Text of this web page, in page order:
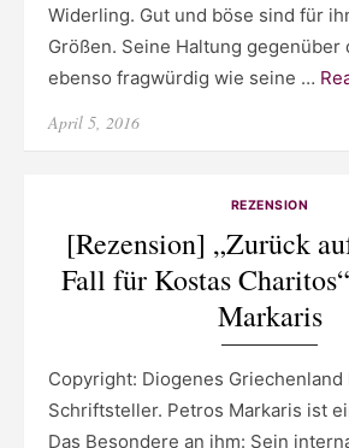
Widerling. Gut und böse sind für
Größen. Seine Haltung gegenüber
ebenso fragwürdig wie seine …
Posted
April 5, 2016
REZENSION
[Rezension] „Zurück
Fall für Kostas
Markaris
Copyright: Diogenes
Schriftsteller. Petros Markaris ist
Das Besondere an ihm: Sein